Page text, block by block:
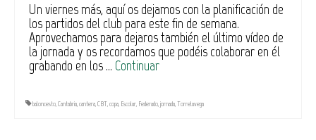
Un viernes más, aquí os dejamos con la planificación de
los partidos del club para este fin de semana.
Aprovechamos para dejaros también el último vídeo de
la jornada y os recordamos que podéis colaborar en él
grabando en los … Continuar
baloncesto,Cantabria,cantera,CBT,copa, Escolar, Federado,jornada,Torrelavega